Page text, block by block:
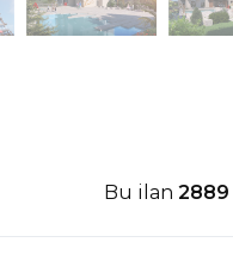
Bu ilan 2889